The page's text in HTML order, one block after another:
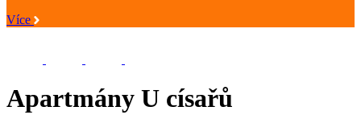
Více
Apartmány U císařů